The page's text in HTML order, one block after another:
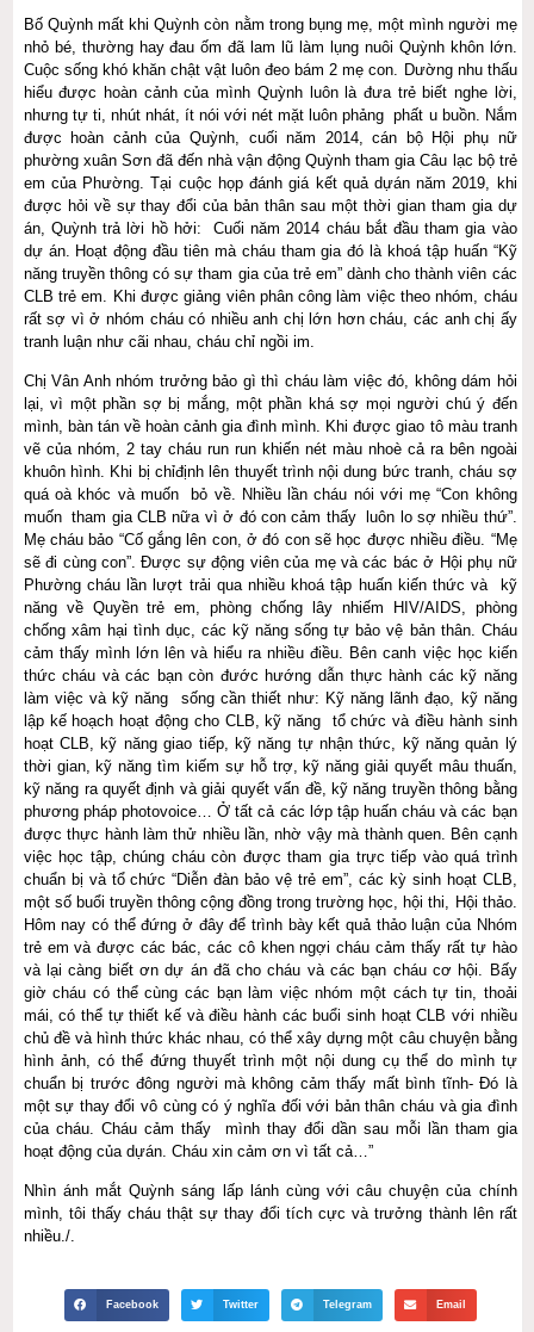
Bố Quỳnh mất khi Quỳnh còn nằm trong bụng mẹ, một mình người mẹ
nhỏ bé, thường hay đau ốm đã lam lũ làm lụng nuôi Quỳnh khôn lớn.
Cuộc sống khó khăn chật vật luôn đeo bám 2 mẹ con. Dường nhu thấu
hiểu được hoàn cảnh của mình Quỳnh luôn là đưa trẻ biết nghe lời,
nhưng tự ti, nhút nhát, ít nói với nét mặt luôn phảng phất u buồn. Nắm
được hoàn cảnh của Quỳnh, cuối năm 2014, cán bộ Hội phụ nữ
phường xuân Sơn đã đến nhà vận động Quỳnh tham gia Câu lạc bộ trẻ
em của Phường. Tại cuộc họp đánh giá kết quả dựán năm 2019, khi
được hỏi về sự thay đổi của bản thân sau một thời gian tham gia dự
án, Quỳnh trả lời hồ hởi: Cuối năm 2014 cháu bắt đầu tham gia vào
dự án. Hoạt động đầu tiên mà cháu tham gia đó là khoá tập huấn “Kỹ
năng truyền thông có sự tham gia của trẻ em” dành cho thành viên các
CLB trẻ em. Khi được giảng viên phân công làm việc theo nhóm, cháu
rất sợ vì ở nhóm cháu có nhiều anh chị lớn hơn cháu, các anh chị ấy
tranh luận như cãi nhau, cháu chỉ ngồi im.
Chị Vân Anh nhóm trưởng bảo gì thì cháu làm việc đó, không dám hỏi
lại, vì một phần sợ bị mắng, một phần khá sợ mọi người chú ý đến
mình, bàn tán về hoàn cảnh gia đình mình. Khi được giao tô màu tranh
vẽ của nhóm, 2 tay cháu run run khiến nét màu nhoè cả ra bên ngoài
khuôn hình. Khi bị chỉđịnh lên thuyết trình nội dung bức tranh, cháu sợ
quá oà khóc và muốn bỏ về. Nhiều lần cháu nói với mẹ “Con không
muốn tham gia CLB nữa vì ở đó con cảm thấy luôn lo sợ nhiều thứ”.
Mẹ cháu bảo “Cố gắng lên con, ở đó con sẽ học được nhiều điều. “Mẹ
sẽ đi cùng con”. Được sự động viên của mẹ và các bác ở Hội phụ nữ
Phường cháu lần lượt trải qua nhiều khoá tập huấn kiến thức và kỹ
năng về Quyền trẻ em, phòng chống lây nhiếm HIV/AIDS, phòng
chống xâm hại tình dục, các kỹ năng sống tự bảo vệ bản thân. Cháu
cảm thấy mình lớn lên và hiểu ra nhiều điều. Bên canh việc học kiến
thức cháu và các bạn còn đước hướng dẫn thực hành các kỹ năng
làm việc và kỹ năng sống cần thiết như: Kỹ năng lãnh đạo, kỹ năng
lập kế hoạch hoạt động cho CLB, kỹ năng tổ chức và điều hành sinh
hoạt CLB, kỹ năng giao tiếp, kỹ năng tự nhận thức, kỹ năng quản lý
thời gian, kỹ năng tìm kiếm sự hỗ trợ, kỹ năng giải quyết mâu thuấn,
kỹ năng ra quyết định và giải quyết vấn đề, kỹ năng truyền thông bằng
phương pháp photovoice… Ở tất cả các lớp tập huấn cháu và các bạn
được thực hành làm thử nhiều lần, nhờ vậy mà thành quen. Bên cạnh
việc học tập, chúng cháu còn được tham gia trực tiếp vào quá trình
chuẩn bị và tổ chức “Diễn đàn bảo vệ trẻ em”, các kỳ sinh hoạt CLB,
một số buổi truyền thông cộng đồng trong trường học, hội thi, Hội thảo.
Hôm nay có thể đứng ở đây để trình bày kết quả thảo luận của Nhóm
trẻ em và được các bác, các cô khen ngợi cháu cảm thấy rất tự hào
và lại càng biết ơn dự án đã cho cháu và các bạn cháu cơ hội. Bấy
giờ cháu có thể cùng các bạn làm việc nhóm một cách tự tin, thoải
mái, có thể tự thiết kế và điều hành các buổi sinh hoạt CLB với nhiều
chủ đề và hình thức khác nhau, có thể xây dựng một câu chuyện bằng
hình ảnh, có thể đứng thuyết trình một nội dung cụ thể do mình tự
chuẩn bị trước đông người mà không cảm thấy mất bình tĩnh- Đó là
một sự thay đổi vô cùng có ý nghĩa đối với bản thân cháu và gia đình
của cháu. Cháu cảm thấy mình thay đổi dần sau mỗi lần tham gia
hoạt động của dựán. Cháu xin cảm ơn vì tất cả…”
Nhìn ánh mắt Quỳnh sáng lấp lánh cùng với câu chuyện của chính
mình, tôi thấy cháu thật sự thay đổi tích cực và trưởng thành lên rất
nhiều./.
Facebook Twitter Telegram Email